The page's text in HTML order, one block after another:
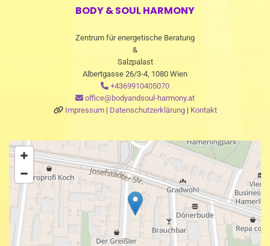
BODY & SOUL HARMONY
Zentrum für energetische Beratung
&
Salzpalast
Albertgasse 26/3-4, 1080 Wien
 +4369910405070
 office@bodyandsoul-harmony.at
 Impressum| Datenschutzerklärung| Kontakt